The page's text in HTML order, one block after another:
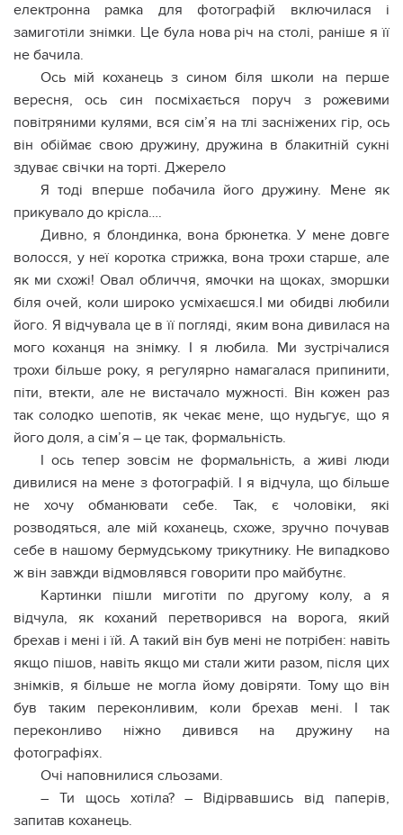
електронна рамка для фотографій включилася і
замиготіли знімки. Це була нова річ на столі, раніше я її
не бачила.
Ось мій коханець з сином біля школи на перше
вересня, ось син посміхається поруч з рожевими
повітряними кулями, вся сім’я на тлі засніжених гір, ось
він обіймає свою дружину, дружина в блакитній сукні
здуває свічки на торті. Джерело
Я тоді вперше побачила його дружину. Мене як
прикувало до крісла….
Дивно, я блондинка, вона брюнетка. У мене довге
волосся, у неї коротка стрижка, вона трохи старше, але
як ми схожі! Овал обличчя, ямочки на щоках, зморшки
біля очей, коли широко усміхаєшся.І ми обидві любили
його. Я відчувала це в її погляді, яким вона дивилася на
мого коханця на знімку. І я любила. Ми зустрічалися
трохи більше року, я регулярно намагалася припинити,
піти, втекти, але не вистачало мужності. Він кожен раз
так солодко шепотів, як чекає мене, що нудьгує, що я
його доля, а сім’я – це так, формальність.
І ось тепер зовсім не формальність, а живі люди
дивилися на мене з фотографій. І я відчула, що більше
не хочу обманювати себе. Так, є чоловіки, які
розводяться, але мій коханець, схоже, зручно почував
себе в нашому бермудському трикутнику. Не випадково
ж він завжди відмовлявся говорити про майбутнє.
Картинки пішли миготіти по другому колу, а я
відчула, як коханий перетворився на ворога, який
брехав і мені і їй. А такий він був мені не потрібен: навіть
якщо пішов, навіть якщо ми стали жити разом, після цих
знімків, я більше не могла йому довіряти. Тому що він
був таким переконливим, коли брехав мені. І так
переконливо ніжно дивився на дружину на
фотографіях.
Очі наповнилися сльозами.
– Ти щось хотіла? – Відірвавшись від паперів,
запитав коханець.